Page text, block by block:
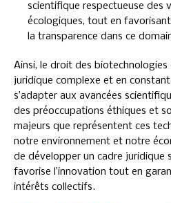
scientifique respectueuse des
écologiques, tout en
la transparence dans ce
Ainsi, le droit des
juridique complexe et en
s’adapter aux avancées
des préoccupations éthiques et
majeurs que représentent ces
notre environnement et notre
de développer un cadre juridique
favorise l’innovation tout en
intérêts collectifs.